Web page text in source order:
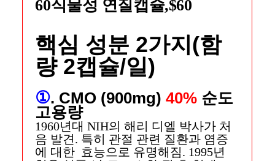
60식물성 연질캡슐,$60
핵심 성분 2가지(함
량 2캡슐/일)
①. CMO (900mg) 40%순도
고용량
1960년대 NIH의 해리 디엘 박사가 처
음 발견. 특히 관절 관련 질환과 염증
에 대한 효능으로 유명해짐. 1995년